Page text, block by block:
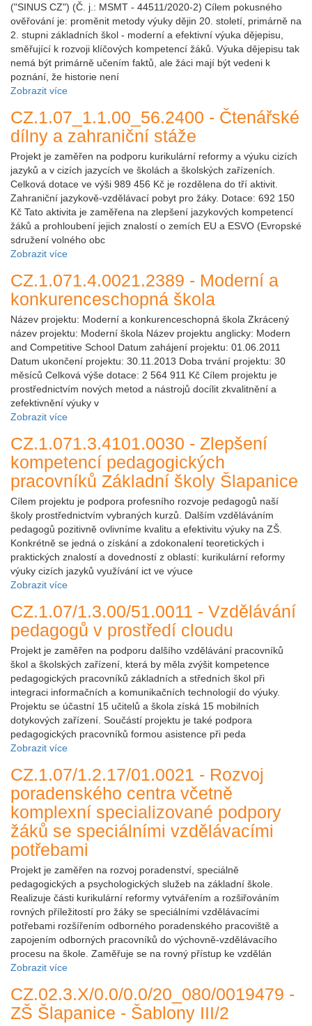
("SINUS CZ") (Č. j.: MSMT - 44511/2020-2) Cílem pokusného
ověřování je: proměnit metody výuky dějin 20. století, primárně na
2. stupni základních škol - moderní a efektivní výuka dějepisu,
směřující k rozvoji klíčových kompetencí žáků. Výuka dějepisu tak
nemá být primárně učením faktů, ale žáci mají být vedeni k
poznání, že historie není
Zobrazit více
CZ.1.07_1.1.00_56.2400 - Čtenářské
dílny a zahraniční stáže
Projekt je zaměřen na podporu kurikulární reformy a výuku cizích
jazyků a v cizích jazycích ve školách a školských zařízeních.
Celková dotace ve výši 989 456 Kč je rozdělena do tří aktivit.
Zahraniční jazykově-vzdělávací pobyt pro žáky. Dotace: 692 150
Kč Tato aktivita je zaměřena na zlepšení jazykových kompetencí
žáků a prohloubení jejich znalostí o zemích EU a ESVO (Evropské
sdružení volného obc
Zobrazit více
CZ.1.071.4.0021.2389 - Moderní a
konkurenceschopná škola
Název projektu: Moderní a konkurenceschopná škola Zkrácený
název projektu: Moderní škola Název projektu anglicky: Modern
and Competitive School Datum zahájení projektu: 01.06.2011
Datum ukončení projektu: 30.11.2013 Doba trvání projektu: 30
měsíců Celková výše dotace: 2 564 911 Kč Cílem projektu je
prostřednictvím nových metod a nástrojů docílit zkvalitnění a
zefektivnění výuky v
Zobrazit více
CZ.1.071.3.4101.0030 - Zlepšení
kompetencí pedagogických
pracovníků Základní školy Šlapanice
Cílem projektu je podpora profesního rozvoje pedagogů naší
školy prostřednictvím vybraných kurzů. Dalším vzděláváním
pedagogů pozitivně ovlivníme kvalitu a efektivitu výuky na ZŠ.
Konkrétně se jedná o získání a zdokonalení teoretických i
praktických znalostí a dovedností z oblastí: kurikulární reformy
výuky cizích jazyků využívání ict ve výuce
Zobrazit více
CZ.1.07/1.3.00/51.0011 - Vzdělávání
pedagogů v prostředí cloudu
Projekt je zaměřen na podporu dalšího vzdělávání pracovníků
škol a školských zařízení, která by měla zvýšit kompetence
pedagogických pracovníků základních a středních škol při
integraci informačních a komunikačních technologií do výuky.
Projektu se účastní 15 učitelů a škola získá 15 mobilních
dotykových zařízení. Součástí projektu je také podpora
pedagogických pracovníků formou asistence při peda
Zobrazit více
CZ.1.07/1.2.17/01.0021 - Rozvoj
poradenského centra včetně
komplexní specializované podpory
žáků se speciálními vzdělávacími
potřebami
Projekt je zaměřen na rozvoj poradenství, speciálně
pedagogických a psychologických služeb na základní škole.
Realizuje části kurikulární reformy vytvářením a rozšiřováním
rovných příležitostí pro žáky se speciálními vzdělávacími
potřebami rozšířením odborného poradenského pracoviště a
zapojením odborných pracovníků do výchovně-vzdělávacího
procesu na škole. Zaměřuje se na rovný přístup ke vzdělán
Zobrazit více
CZ.02.3.X/0.0/0.0/20_080/0019479 -
ZŠ Šlapanice - Šablony III/2